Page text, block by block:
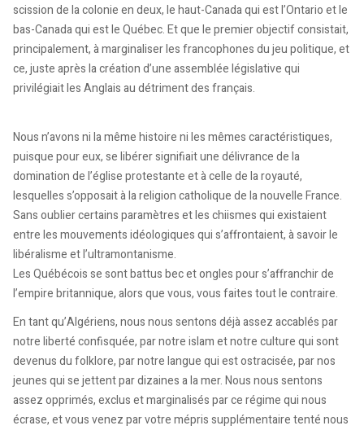
scission de la colonie en deux, le haut-Canada qui est l’Ontario et le
bas-Canada qui est le Québec. Et que le premier objectif consistait,
principalement, à marginaliser les francophones du jeu politique, et
ce, juste après la création d’une assemblée législative qui
privilégiait les Anglais au détriment des français.
Nous n’avons ni la même histoire ni les mêmes caractéristiques,
puisque pour eux, se libérer signifiait une délivrance de la
domination de l’église protestante et à celle de la royauté,
lesquelles s’opposait à la religion catholique de la nouvelle France.
Sans oublier certains paramètres et les chiismes qui existaient
entre les mouvements idéologiques qui s’affrontaient, à savoir le
libéralisme et l’ultramontanisme.
Les Québécois se sont battus bec et ongles pour s’affranchir de
l’empire britannique, alors que vous, vous faites tout le contraire.
En tant qu’Algériens, nous nous sentons déjà assez accablés par
notre liberté confisquée, par notre islam et notre culture qui sont
devenus du folklore, par notre langue qui est ostracisée, par nos
jeunes qui se jettent par dizaines a la mer. Nous nous sentons
assez opprimés, exclus et marginalisés par ce régime qui nous
écrase, et vous venez par votre mépris supplémentaire tenté nous